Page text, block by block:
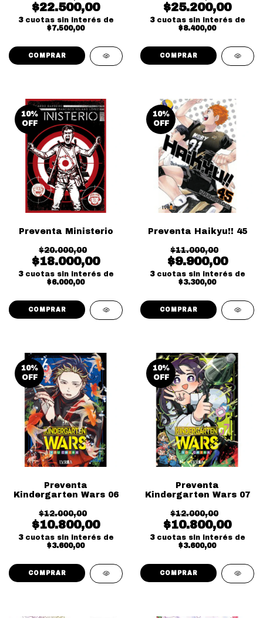
$22.500,00
3 cuotas sin interés de
$7.500,00
$25.200,00
3 cuotas sin interés de
$8.400,00
10%
OFF
Preventa Ministerio
$20.000,00
$18.000,00
3 cuotas sin interés de
$6.000,00
10%
OFF
Preventa Haikyu!! 45
$11.000,00
$9.900,00
3 cuotas sin interés de
$3.300,00
10%
OFF
Preventa
Kindergarten Wars 06
$12.000,00
$10.800,00
3 cuotas sin interés de
$3.600,00
10%
OFF
Preventa
Kindergarten Wars 07
$12.000,00
$10.800,00
3 cuotas sin interés de
$3.600,00